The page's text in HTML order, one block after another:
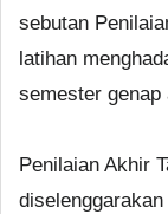
sebutan
latihan
semester genap
Penilaian Akhir